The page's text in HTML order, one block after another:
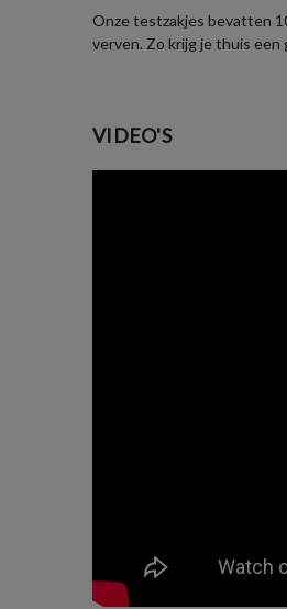
Onze testzakjes bevatten
verven. Zo krijg je thuis
VIDEO'S